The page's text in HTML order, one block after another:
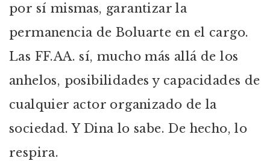
por sí mismas, garantizar la
permanencia de Boluarte en el cargo.
Las FF.AA. sí, mucho más allá de los
anhelos, posibilidades y capacidades de
cualquier actor organizado de la
sociedad. Y Dina lo sabe. De hecho, lo
respira.